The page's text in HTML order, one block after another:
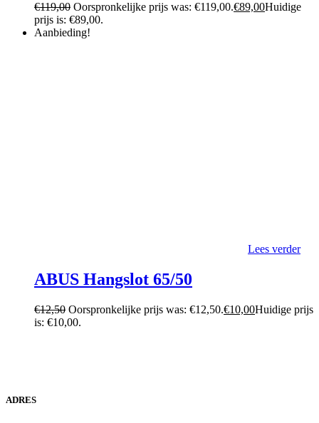
€119,00 Oorspronkelijke prijs was: €119,00.€89,00Huidige
prijs is: €89,00.
Aanbieding!
Lees verder
ABUS Hangslot 65/50
€12,50 Oorspronkelijke prijs was: €12,50.€10,00Huidige prijs
is: €10,00.
ADRES